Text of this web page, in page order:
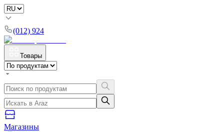
(012) 924
Товары
Магазины